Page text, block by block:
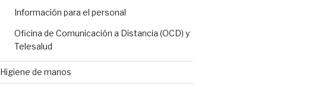
Información para el personal
Oficina de Comunicación a Distancia (OCD) y
Telesalud
Higiene de manos